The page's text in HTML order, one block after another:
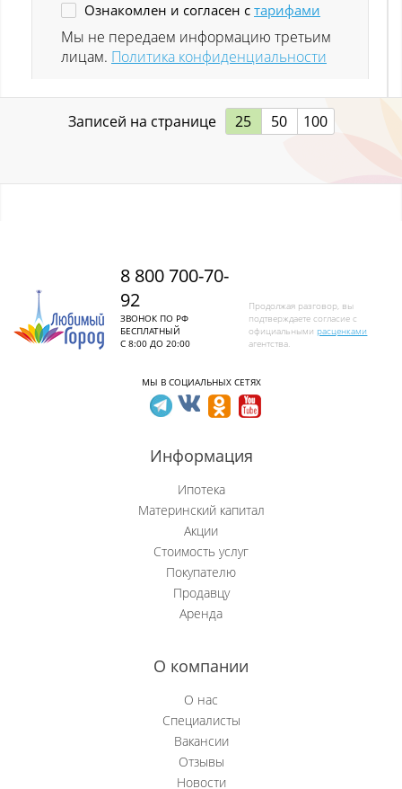
Ленинск-Кузнецкий
Листвяги
Лучшево с
Митино
Мундыбаш
Ознакомлен и согласен с тарифами
Мы не передаем информацию третьим
лицам. Политика конфиденциальности
Записей на странице 25 50 100
8 800 700-70-
92
ЗВОНОК ПО РФ
БЕСПЛАТНЫЙ
С 8:00 ДО 20:00
Продолжая разговор, вы
подтверждаете согласие с
официальнымирасценками
агентства.
МЫ В СОЦИАЛЬНЫХ СЕТЯХ
Информация
Ипотека
Материнский капитал
Акции
Стоимость услуг
Покупателю
Продавцу
Аренда
О компании
О нас
Специалисты
Вакансии
Отзывы
Новости